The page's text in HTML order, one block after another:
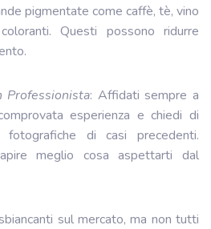
pigmentate come caffè, tè, vino
Questi possono ridurre
Professionista: Affidati sempre a
esperienza e chiedi di
fotografiche di casi precedenti.
meglio cosa aspettarti dal
sul mercato, ma non tutti